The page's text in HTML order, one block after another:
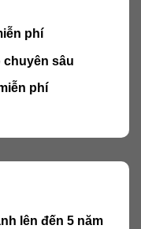
phí
chuyên sâu
phí
lên đến 5 năm